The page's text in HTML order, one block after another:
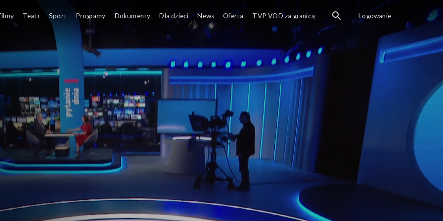
Teatr Sport Programy Dokumenty Dla dzieci News Oferta TVP VOD za granicą Logowanie